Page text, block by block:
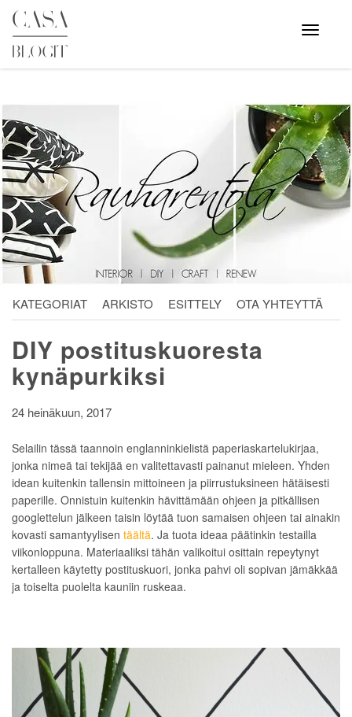
Skip
content
Avaa
valikko
KATEGORIAT ARKISTO ESITTELY OTA YHTEYTTÄ
DIY postituskuoresta
kynäpurkiksi
24 heinäkuun, 2017
Selailin tässä taannoin englanninkielistä paperiaskartelukirjaa,
jonka nimeä tai tekijää en valitettavasti painanut mieleen. Yhden
idean kuitenkin tallensin mittoineen ja piirrustuksineen hätäisesti
paperille. Onnistuin kuitenkin hävittämään ohjeen ja pitkällisen
googlettelun jälkeen taisin löytää tuon samaisen ohjeen tai ainakin
kovasti samantyylisen täältä. Ja tuota ideaa päätinkin testailla
viikonloppuna. Materiaaliksi tähän valikoitui osittain repeytynyt
kertalleen käytetty postituskuori, jonka pahvi oli sopivan jämäkkää
ja toiselta puolelta kauniin ruskeaa.